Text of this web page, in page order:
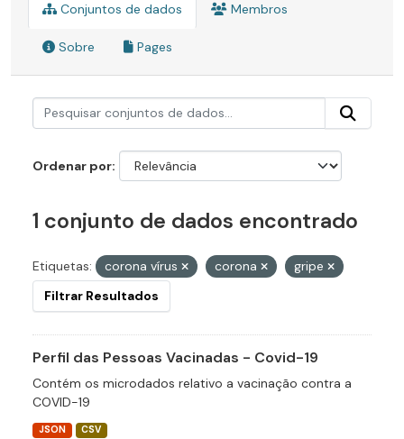
Conjuntos de dados Membros
Sobre Pages
Ordenar por
1 conjunto de dados encontrado
Etiquetas: corona vírus corona
gripe
Filtrar Resultados
Perfil das Pessoas Vacinadas - Covid-19
Contém os microdados relativo a vacinação contra a
COVID-19
JSON CSV